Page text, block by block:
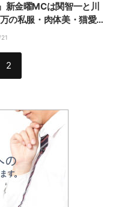
新金曜MCは関智一と川
の私服・肉体美・猫愛…
2